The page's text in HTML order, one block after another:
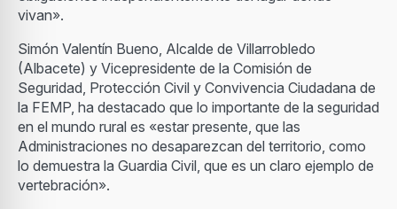
vivan».
Simón Valentín Bueno, Alcalde de Villarrobledo
(Albacete) y Vicepresidente de la Comisión de
Seguridad, Protección Civil y Convivencia Ciudadana de
la FEMP, ha destacado que lo importante de la seguridad
en el mundo rural es «estar presente, que las
Administraciones no desaparezcan del territorio, como
lo demuestra la Guardia Civil, que es un claro ejemplo de
vertebración».